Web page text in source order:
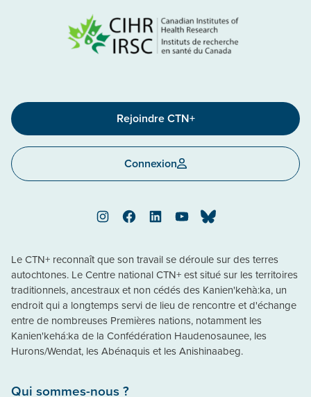
Rejoindre CTN+
Connexion
InstagramFacebookLinkedInYouTubeBluesky
Le CTN+ reconnaît que son travail se déroule sur des terres
autochtones. Le Centre national CTN+ est situé sur les territoires
traditionnels, ancestraux et non cédés des Kanien'kehà:ka, un
endroit qui a longtemps servi de lieu de rencontre et d'échange
entre de nombreuses Premières nations, notamment les
Kanien'kehá:ka de la Confédération Haudenosaunee, les
Hurons/Wendat, les Abénaquis et les Anishinaabeg.
Qui sommes-nous ?